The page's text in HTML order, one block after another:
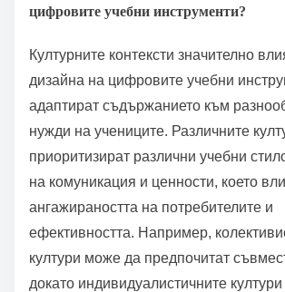
цифровите учебни инструменти?
Културните контексти значително
дизайна на цифровите учебни
адаптират съдържанието към
нужди на учениците. Различните
приоритизират различни учебни
на комуникация и ценности, което
ангажираността на потребителите и
ефективността. Например,
култури може да предпочитат
докато индивидуалистичните